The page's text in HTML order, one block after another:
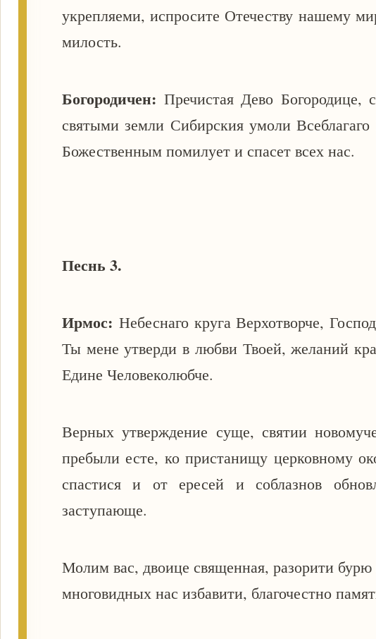
укрепляеми, испросите Отечеству нашему
милость.
Богородичен:Пречистая Дево Богородице,
святыми земли Сибирския умоли
Божественным помилует и спасет всех нас.
Песнь 3.
Ирмос: Небеснаго круга Верхотворче,
Ты мене утверди в любви Твоей, желаний
Едине Человеколюбче.
Верных утверждение суще, святии
пребыли есте, ко пристанищу церковному
спастися и от ересей и соблазнов
заступающе.
Молим вас, двоице священная, разорити бурю
многовидных нас избавити, благочестно